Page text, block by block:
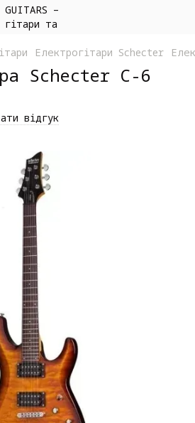
Електрогітари Schecter
Schecter C-6
відгук